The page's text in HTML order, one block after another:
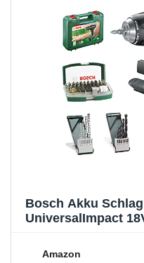
Bosch Akku
UniversalImpact
Green-Black
Amazon